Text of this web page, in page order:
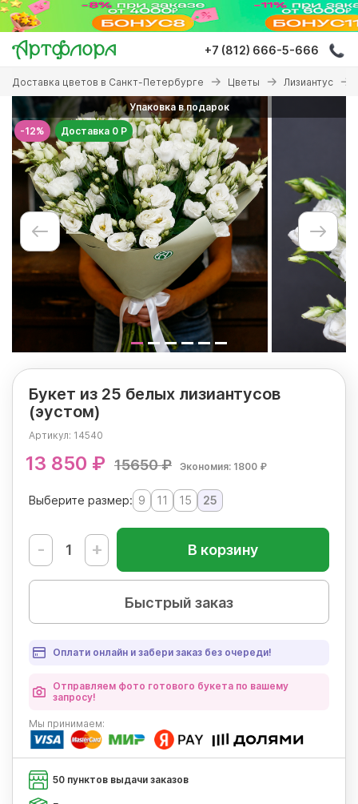
Перейти
основному
содержанию
+7 (812) 666-5-666
Вы
здесь
Доставка цветов в Санкт-Петербурге Цветы Лизиантус
-12%
Упаковка в подарок
Доставка 0 Р
Букет из 25 белых лизиантусов
(эустом)
Артикул: 14540
13 850 ₽ 15650 ₽ Экономия: 1800 ₽
Выберите размер: 9 11 15 25
- + В корзину
Быстрый заказ
Оплати онлайн и забери заказ без очереди!
Отправляем фото готового букета по вашему
запросу!
Мы принимаем:
50 пунктов выдачи заказов